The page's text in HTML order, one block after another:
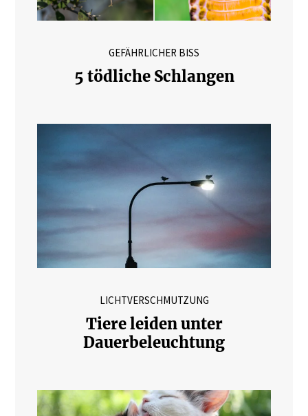
GEFÄHRLICHER BISS
5 tödliche Schlangen
LICHTVERSCHMUTZUNG
Tiere leiden unter
Dauerbeleuchtung